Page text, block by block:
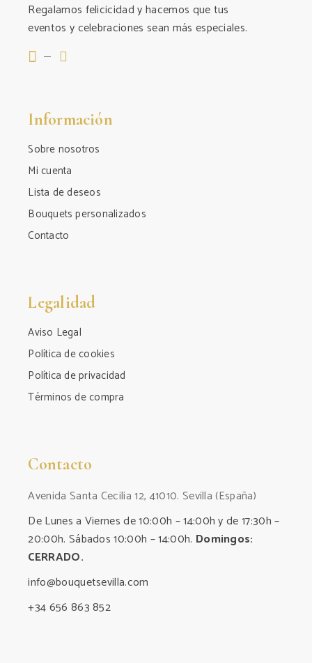
Regalamos felicicidad y hacemos que tus
eventos y celebraciones sean más especiales.
Información
Sobre nosotros
Mi cuenta
Lista de deseos
Bouquets personalizados
Contacto
Legalidad
Aviso Legal
Política de cookies
Política de privacidad
Términos de compra
Contacto
Avenida Santa Cecilia 12, 41010. Sevilla (España)
De Lunes a Viernes de 10:00h – 14:00h y de 17:30h –
20:00h. Sábados 10:00h – 14:00h. Domingos:
CERRADO.
info@bouquetsevilla.com
+34 656 863 852‬